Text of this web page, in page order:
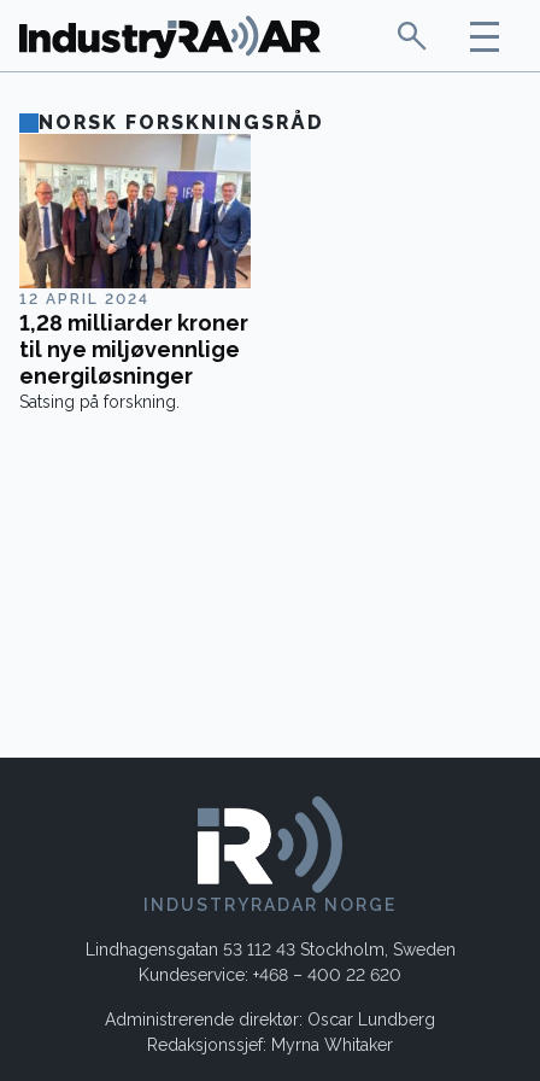
NORSK FORSKNINGSRÅD
12 APRIL 2024
1,28 milliarder kroner
til nye miljøvennlige
energiløsninger
Satsing på forskning.
INDUSTRYRADAR NORGE
Lindhagensgatan 53 112 43 Stockholm, Sweden
Kundeservice: +468 – 400 22 620
Administrerende direktør: Oscar Lundberg
Redaksjonssjef: Myrna Whitaker